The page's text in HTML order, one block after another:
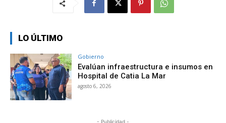
LO ÚLTIMO
Gobierno
Evalúan infraestructura e insumos en
Hospital de Catia La Mar
agosto 6, 2026
- Publicidad -